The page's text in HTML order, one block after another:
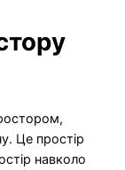
Це простір
навколо